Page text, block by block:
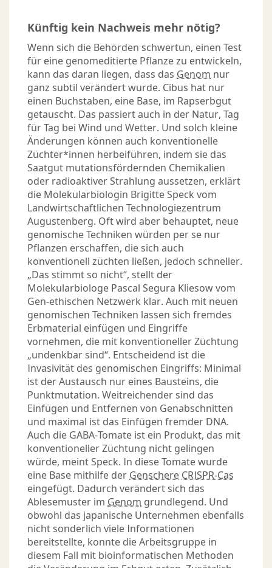
Künftig kein Nachweis mehr nötig?
Wenn sich die Behörden schwertun, einen Test
für eine genomeditierte Pflanze zu entwickeln,
kann das daran liegen, dass das Genom nur
ganz subtil verändert wurde. Cibus hat nur
einen Buchstaben, eine Base, im Rapserbgut
getauscht. Das passiert auch in der Natur, Tag
für Tag bei Wind und Wetter. Und solch kleine
Änderungen können auch konventionelle
Züchter*innen herbeiführen, indem sie das
Saatgut mutationsfördernden Chemikalien
oder radioaktiver Strahlung aussetzen, erklärt
die Molekularbiologin Brigitte Speck vom
Landwirtschaftlichen Technologiezentrum
Augustenberg. Oft wird aber behauptet, neue
genomische Techniken würden per se nur
Pflanzen erschaffen, die sich auch
konventionell züchten ließen, jedoch schneller.
„Das stimmt so nicht“, stellt der
Molekularbiologe Pascal Segura Kliesow vom
Gen-ethischen Netzwerk klar. Auch mit neuen
genomischen Techniken lassen sich fremdes
Erbmaterial einfügen und Eingriffe
vornehmen, die mit konventioneller Züchtung
„undenkbar sind“. Entscheidend ist die
Invasivität des genomischen Eingriffs: Minimal
ist der Austausch nur eines Bausteins, die
Punktmutation. Weitreichender sind das
Einfügen und Entfernen von Genabschnitten
und maximal ist das Einfügen fremder DNA.
Auch die GABA-Tomate ist ein Produkt, das mit
konventioneller Züchtung nicht gelingen
würde, meint Speck. In diese Tomate wurde
eine Base mithilfe der Genschere CRISPR-Cas
eingefügt. Dadurch verändert sich das
Ablesemuster im Genom grundlegend. Und
obwohl das japanische Unternehmen ebenfalls
nicht sonderlich viele Informationen
bereitstellte, konnte die Arbeitsgruppe in
diesem Fall mit bioinformatischen Methoden